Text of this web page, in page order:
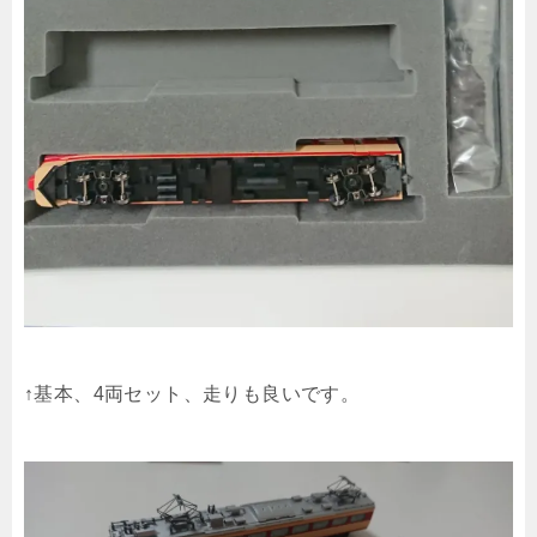
↑基本、4両セット、走りも良いです。